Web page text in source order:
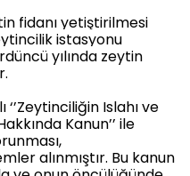
fidanı yetiştirilmesi
istasyonu
yılında zeytin
‘’Zeytinciliğin Islahı ve
Kanun’’ ile
alınmıştır. Bu kanun